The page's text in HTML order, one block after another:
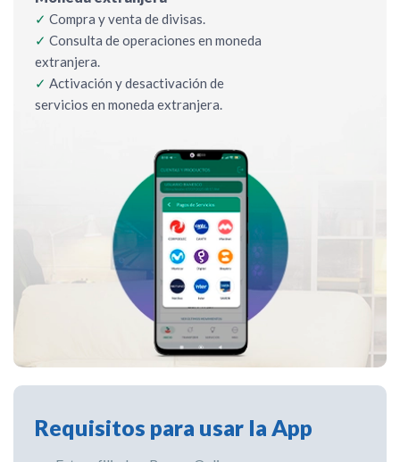
✓ Compra y venta de divisas.
✓ Consulta de operaciones en moneda
extranjera.
✓ Activación y desactivación de
servicios en moneda extranjera.
Requisitos para usar la App